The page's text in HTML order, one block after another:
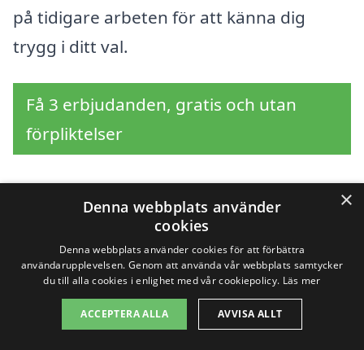
på tidigare arbeten för att känna dig
trygg i ditt val.
Få 3 erbjudanden, gratis och utan
förpliktelser
Sök efter en
professionell för
tapetsering i andra
städer nära
×
Denna webbplats använder
cookies
Denna webbplats använder cookies för att förbättra
användarupplevelsen. Genom att använda vår webbplats samtycker
du till alla cookies i enlighet med vår cookiepolicy. Läs mer
ACCEPTERA ALLA AVVISA ALLT